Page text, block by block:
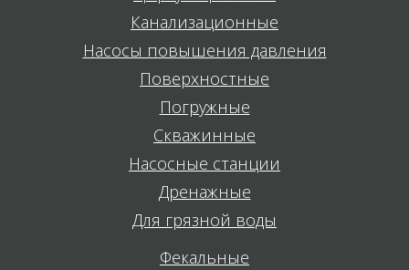
Канализационные
Насосы повышения давления
Поверхностные
Погружные
Скважинные
Насосные станции
Дренажные
Для грязной воды
Фекальные